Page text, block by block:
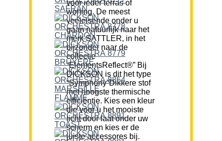
voor ieder terras of
woning. De meest
veeleisende onder u
gaan natuurlijk naar het
merk SATTLER, in het
bijzonder naar de
collectie
“ElementsReflect®” Bij
DICKSON is dit het type
“Symphony”Dikkere stof
met hoogste thermische
efficiëntie. Kies een kleur
die voor u het mooiste
licht door laat onder uw
scherm en kies er de
juiste accessores bij.